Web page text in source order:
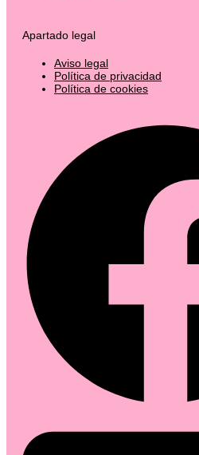
Apartado legal
Aviso legal
Política de privacidad
Política de cookies